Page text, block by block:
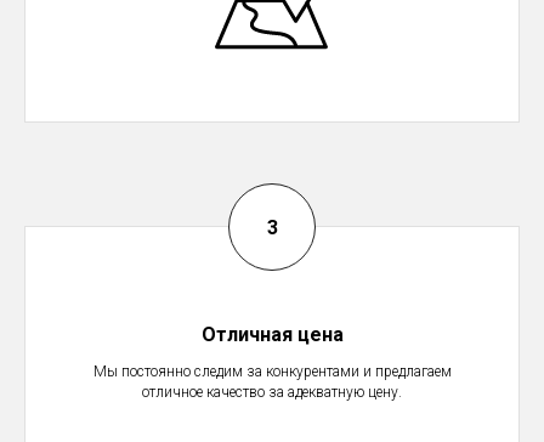
Отличная цена
Мы постоянно следим за конкурентами и предлагаем
отличное качество за адекватную цену.